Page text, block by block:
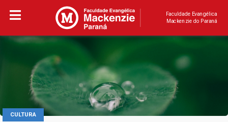
Faculdade Evangélica
Mackenzie do Paraná
CULTURA